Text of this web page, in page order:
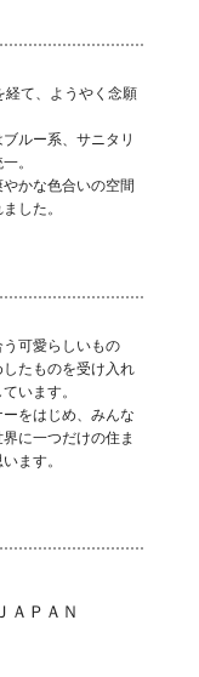
て、ようやく念願
ルー系、サニタリ
。
かな色合いの空間
した。
う可愛らしいもの
たものを受け入れ
います。
をはじめ、みんな
に一つだけの住ま
ます。
ＰＡＮ